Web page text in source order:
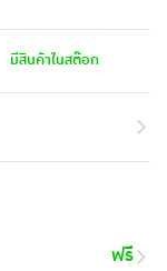
มีสินค้าในสต๊อก
ฟรี